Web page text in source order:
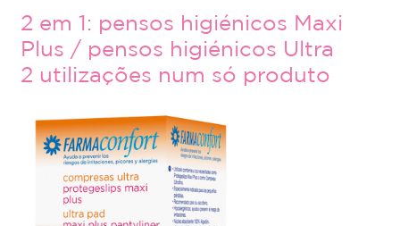
2 em 1: pensos higiénicos Maxi
Plus / pensos higiénicos Ultra
2 utilizações num só produto